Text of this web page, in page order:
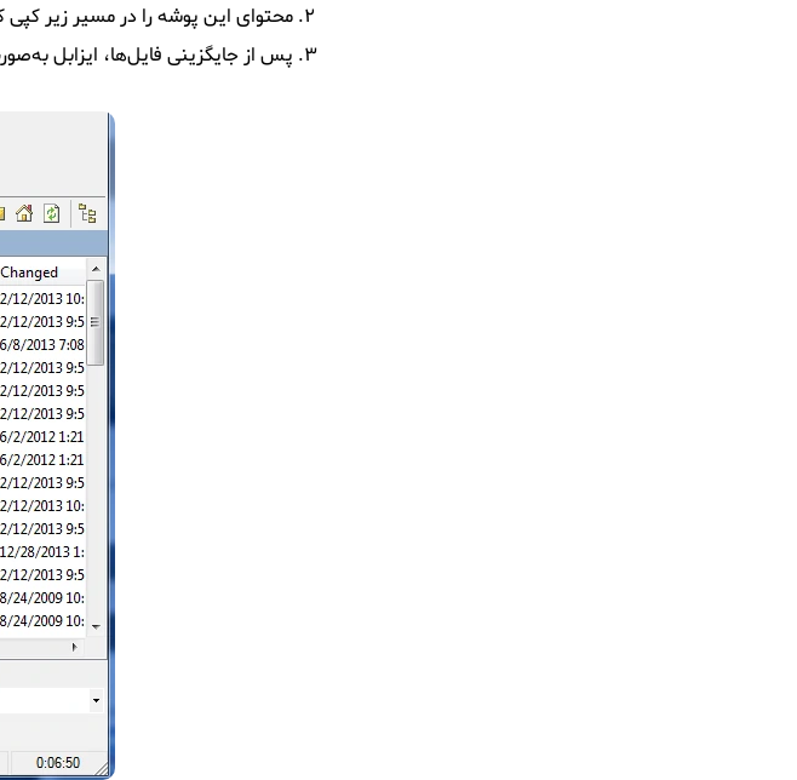
محتوای این پوشه را در مسیر زیر کپی
پس از جایگزینی فایل‌ها، ایزابل